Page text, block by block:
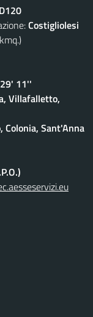
D120
Costigliolesi
11''
Villafalletto,
Colonia, Sant'Anna